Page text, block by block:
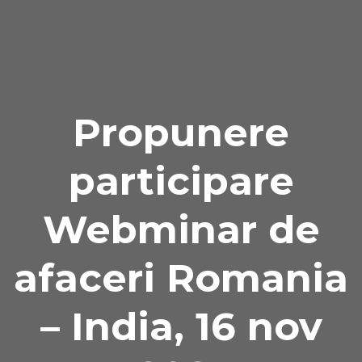
Propunere
participare
Webminar de
afaceri Romania
– India, 16 nov